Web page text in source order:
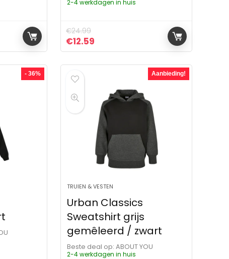
was: €23.99.
is: €39.99.
2-4 werkdagen in huis
€24.99
Oorspronkelijke prijs was: €24.99.
€12.59 Huidige prijs is: €12.59.
- 36% Aanbieding!
TRUIEN & VESTEN
Urban Classics
Sweatshirt grijs
gemêleerd / zwart
Beste deal op:
ABOUT YOU
2-4 werkdagen in huis